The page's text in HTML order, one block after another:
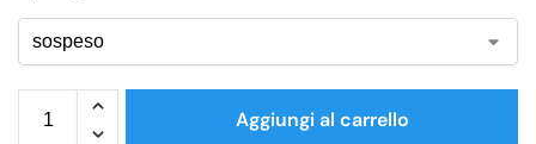
Aggiungi al carrello